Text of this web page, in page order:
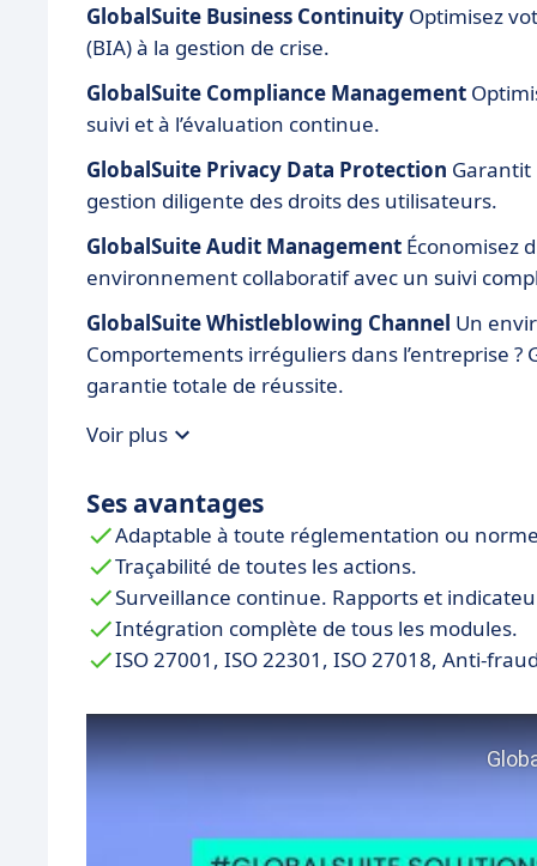
GlobalSuite Business Continuity Optimisez
(BIA) à la gestion de crise.
GlobalSuite Compliance Management
suivi et à l’évaluation continue.
GlobalSuite Privacy Data Protection Garantit
gestion diligente des droits des utilisateurs.
GlobalSuite Audit Management Économisez
environnement collaboratif avec un suivi
GlobalSuite Whistleblowing Channel Un
Comportements irréguliers dans l’entreprise
garantie totale de réussite.
Voir plus
Ses avantages
Adaptable à toute réglementation ou
Traçabilité de toutes les actions.
Surveillance continue. Rapports et
Intégration complète de tous les modules.
ISO 27001, ISO 22301, ISO 27018, Anti-